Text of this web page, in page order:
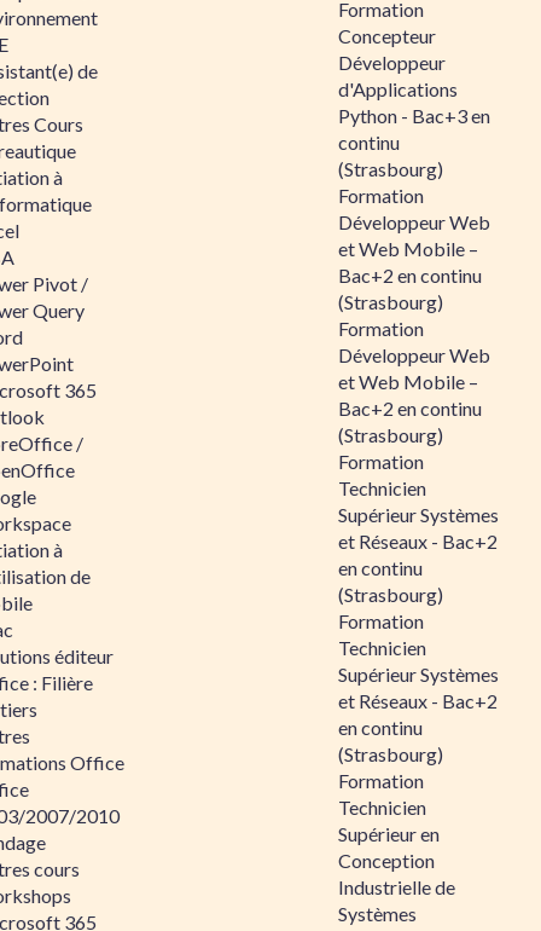
de
Cours
à
Pivot /
Query
365
/
à
de
éditeur
: Filière
Office
2007/2010
cours
365
Formation
Concepteur
Développeur
d'Applications
Python - Bac+3 en
continu
(Strasbourg)
Formation
Développeur Web
et Web Mobile –
Bac+2 en continu
(Strasbourg)
Formation
Développeur Web
et Web Mobile –
Bac+2 en continu
(Strasbourg)
Formation
Technicien
Supérieur Systèmes
et Réseaux - Bac+2
en continu
(Strasbourg)
Formation
Technicien
Supérieur Systèmes
et Réseaux - Bac+2
en continu
(Strasbourg)
Formation
Technicien
Supérieur en
Conception
Industrielle de
Systèmes